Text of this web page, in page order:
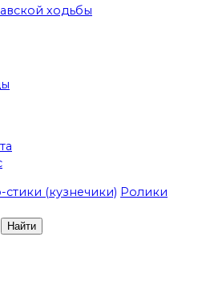
ходьбы
стики (кузнечики) Ролики
Найти